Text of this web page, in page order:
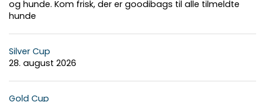
og hunde. Kom frisk, der er goodibags til alle tilmeldte
hunde
Silver Cup
28. august 2026
Gold Cup